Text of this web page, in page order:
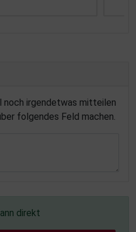
noch irgendetwas mitteilen
folgendes Feld machen.
direkt